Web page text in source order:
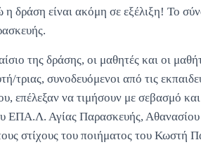
η δράση είναι ακόμη σε εξέλιξη! Το
της δράσης, οι μαθητές και οι
τριας, συνοδευόμενοι από τις
επέλεξαν να τιμήσουν με σεβασμό
ΕΠΑ.Λ. Αγίας Παρασκευής,
στίχους του ποιήματος του Κωστή